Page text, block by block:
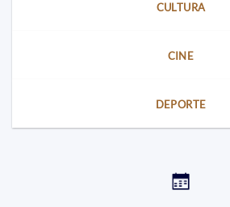
CULTURA
CINE
DEPORTE